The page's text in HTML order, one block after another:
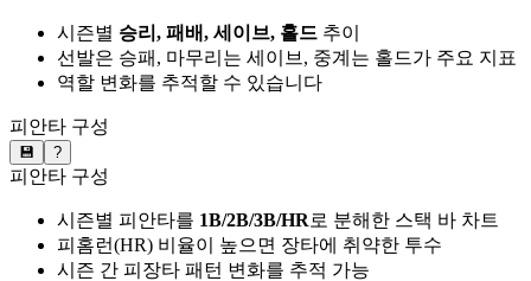
시즌별 승리, 패배, 세이브, 홀드 추이
선발은 승패, 마무리는 세이브, 중계는 홀드가 주요 지표
역할 변화를 추적할 수 있습니다
피안타 구성
💾 ?
피안타 구성
시즌별 피안타를 1B/2B/3B/HR로 분해한 스택 바 차트
피홈런(HR) 비율이 높으면 장타에 취약한 투수
시즌 간 피장타 패턴 변화를 추적 가능